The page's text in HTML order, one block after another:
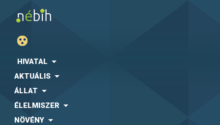
HIVATAL
AKTUÁLIS
ÁLLAT
ÉLELMISZER
NÖVÉNY